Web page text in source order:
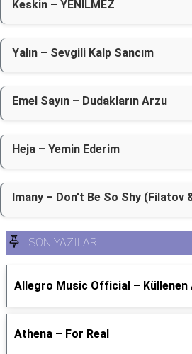
Keskin – YENİLMEZ
Yalın – Sevgili Kalp Sancım
Emel Sayın – Dudakların Arzu
Heja – Yemin Ederim
Imany – Don't Be So Shy (Filatov
SON YAZILAR
Allegro Music Official – Küllenen
Athena – For Real